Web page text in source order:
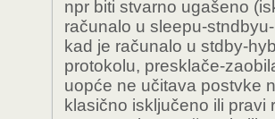
npr biti stvarno ugašeno
računalo u sleepu-
kad je računalo u stdby-
protokolu, presklače-
uopće ne učitava postvke
klasično isključeno ili